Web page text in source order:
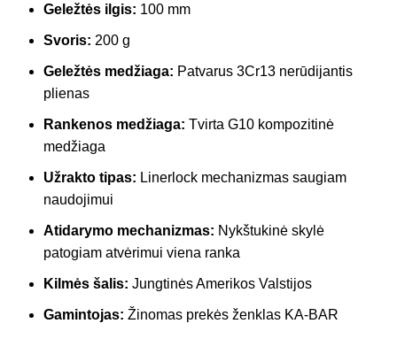
Geležtės ilgis: 100 mm
Svoris: 200 g
Geležtės medžiaga: Patvarus 3Cr13 nerūdijantis
plienas
Rankenos medžiaga: Tvirta G10 kompozitinė
medžiaga
Užrakto tipas: Linerlock mechanizmas saugiam
naudojimui
Atidarymo mechanizmas: Nykštukinė skylė
patogiam atvėrimui viena ranka
Kilmės šalis: Jungtinės Amerikos Valstijos
Gamintojas: Žinomas prekės ženklas KA-BAR